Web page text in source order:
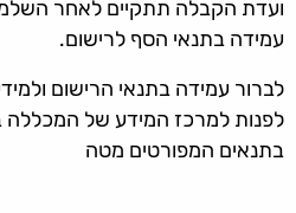
ועדת הקבלה תתקיים לאחר
עמידה בתנאי הסף לרישום.
לברור עמידה בתנאי הרישום
בתנאים המפורטים מטה